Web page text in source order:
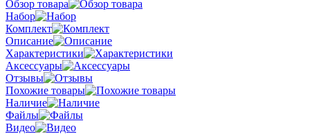
Обзор товара
Набор
Комплект
Описание
Характеристики
Аксессуары
Отзывы
Похожие товары
Наличие
Файлы
Видео